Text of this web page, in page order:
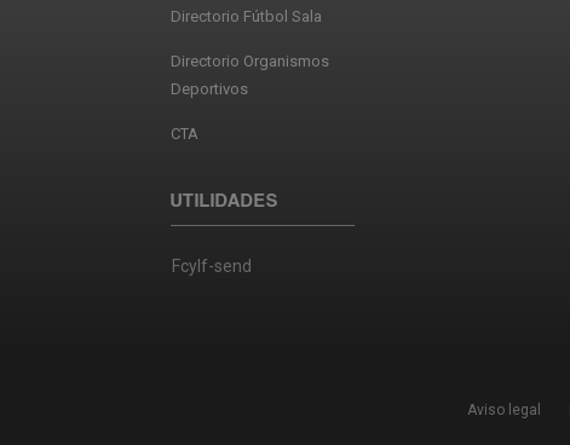
Directorio Fútbol Sala
Directorio Organismos
Deportivos
CTA
UTILIDADES
Fcylf-send
Aviso legal